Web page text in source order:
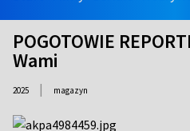
POGOTOWIE
Wami
2025 | magazyn